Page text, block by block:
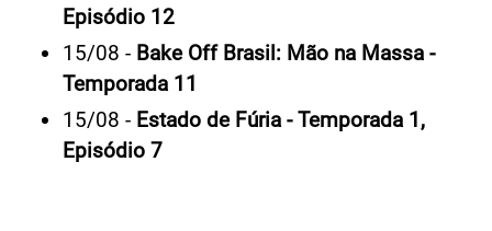
Episódio 12
15/08 - Bake Off Brasil: Mão na Massa -
Temporada 11
15/08 - Estado de Fúria - Temporada 1,
Episódio 7